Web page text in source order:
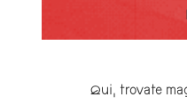
Qui, trovate